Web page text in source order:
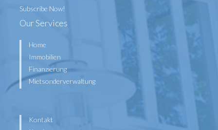
Subscribe Now!
Our Services
Home
Immobilien
Finanzierung
Mietsonderverwaltung
Kontakt